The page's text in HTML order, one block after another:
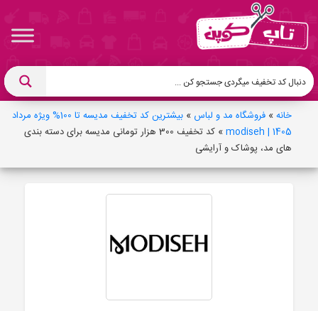
خانه» فروشگاه مد و لباس »
بیشترین کد تخفیف مدیسه تا 100% ویژه مرداد
1405 | modiseh
»
کد تخفیف 300 هزار تومانی مدیسه برای دسته بندی
های مد، پوشاک و آرایشی